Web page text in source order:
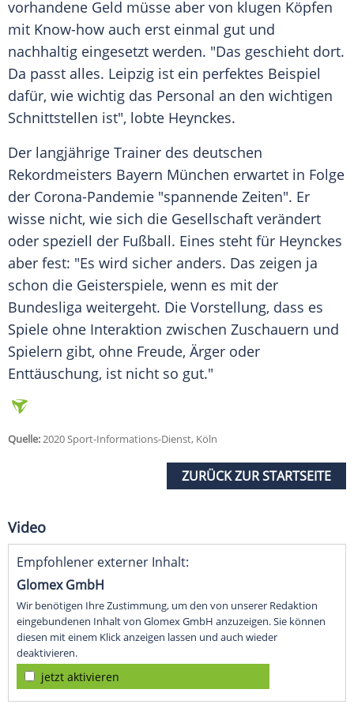
vorhandene Geld müsse aber von klugen Köpfen
mit Know-how auch erst einmal gut und
nachhaltig eingesetzt werden. "Das geschieht dort.
Da passt alles. Leipzig ist ein perfektes Beispiel
dafür, wie wichtig das Personal an den wichtigen
Schnittstellen ist", lobte Heynckes.
Der langjährige Trainer des deutschen
Rekordmeisters Bayern München erwartet in Folge
der Corona-Pandemie "spannende Zeiten". Er
wisse nicht, wie sich die Gesellschaft verändert
oder speziell der Fußball. Eines steht für Heynckes
aber fest: "Es wird sicher anders. Das zeigen ja
schon die Geisterspiele, wenn es mit der
Bundesliga weitergeht. Die Vorstellung, dass es
Spiele ohne Interaktion zwischen Zuschauern und
Spielern gibt, ohne Freude, Ärger oder
Enttäuschung, ist nicht so gut."
Quelle:2020 Sport-Informations-Dienst, Köln
ZURÜCK ZUR STARTSEITE
Video
Empfohlener externer Inhalt:
Glomex GmbH
Wir benötigen Ihre Zustimmung, um den von unserer Redaktion
eingebundenen Inhalt von Glomex GmbH anzuzeigen. Sie können
diesen mit einem Klick anzeigen lassen und auch wieder
deaktivieren.
jetzt aktivieren